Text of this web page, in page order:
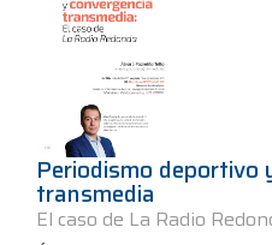
Periodismo deportivo
transmedia
El caso de La Radio